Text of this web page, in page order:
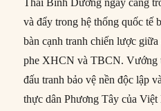
và đẩy trong hệ thống quốc tế
bàn cạnh tranh chiến lược
phe XHCN và TBCN. Vướng
đấu tranh bảo vệ nền độc lập
thực dân Phương Tây của